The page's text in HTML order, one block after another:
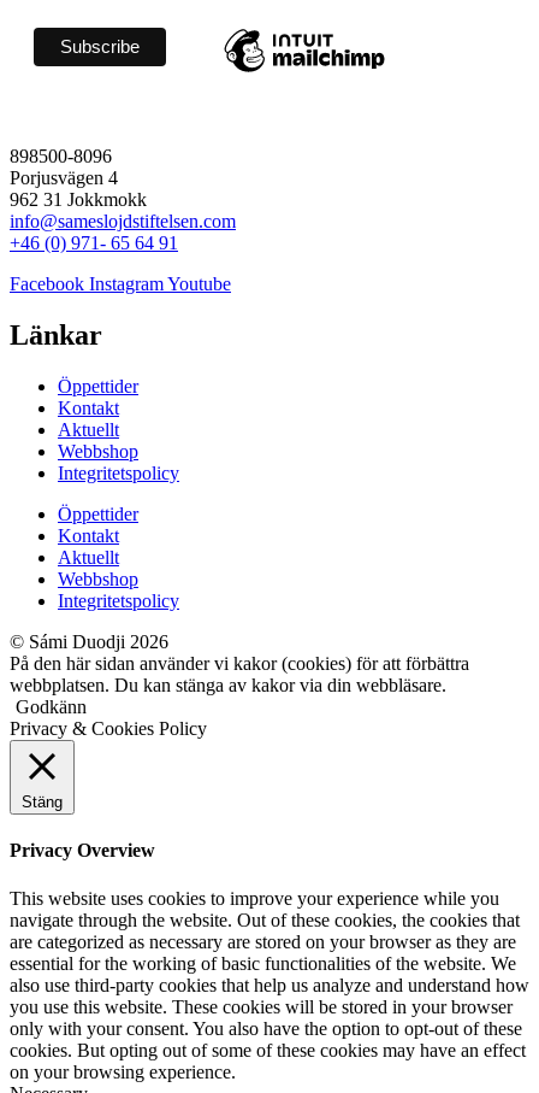
898500-8096
Porjusvägen 4
962 31 Jokkmokk
info@sameslojdstiftelsen.com
+46 (0) 971- 65 64 91
Facebook InstagramYoutube
Länkar
Öppettider
Kontakt
Aktuellt
Webbshop
Integritetspolicy
Öppettider
Kontakt
Aktuellt
Webbshop
Integritetspolicy
© Sámi Duodji 2026
På den här sidan använder vi kakor (cookies) för att förbättra
webbplatsen. Du kan stänga av kakor via din webbläsare.
Godkänn
Privacy & Cookies Policy
Stäng
Privacy Overview
This website uses cookies to improve your experience while you
navigate through the website. Out of these cookies, the cookies that
are categorized as necessary are stored on your browser as they are
essential for the working of basic functionalities of the website. We
also use third-party cookies that help us analyze and understand how
you use this website. These cookies will be stored in your browser
only with your consent. You also have the option to opt-out of these
cookies. But opting out of some of these cookies may have an effect
on your browsing experience.